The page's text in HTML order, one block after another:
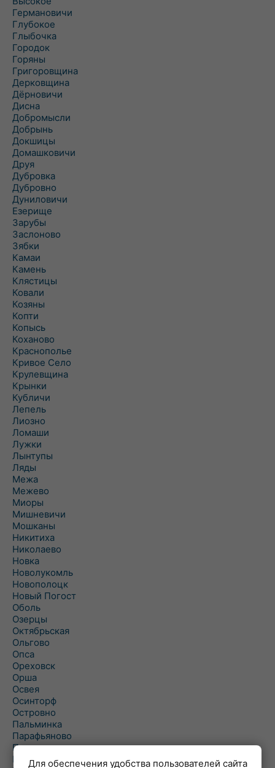
Германовичи
Глубокое
Глыбочка
Городок
Горяны
Григоровщина
Дерковщина
Дёрновичи
Дисна
Добромысли
Добрынь
Докшицы
Домашковичи
Друя
Дубровка
Дубровно
Дуниловичи
Езерище
Зарубы
Заслоново
Зябки
Камаи
Камень
Клястицы
Ковали
Козяны
Копти
Копысь
Коханово
Краснополье
Кривое Село
Крулевщина
Крынки
Кубличи
Лепель
Лиозно
Ломаши
Лужки
Лынтупы
Ляды
Межа
Межево
Миоры
Мишневичи
Мошканы
Никитиха
Николаево
Новка
Новолукомль
Новополоцк
Новый Погост
Оболь
Озерцы
Октябрьская
Ольгово
Опса
Ореховск
Орша
Освея
Осинторф
Островно
Пальминка
Парафьяново
Плисса
ПовятьеДля обеспечения удобства пользователей сайта